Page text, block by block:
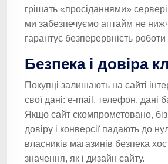
грішать «просіданнями»
ми забезпечуємо аптайм не
гарантує безперервність роботи
Безпека і довіра
Покупці залишають на сайті
свої дані: e-mail, телефон, дані
Якщо сайт скомпрометовано,
довіру і конверсії падають до
власників магазинів безпека
значення, як і дизайн сайту.